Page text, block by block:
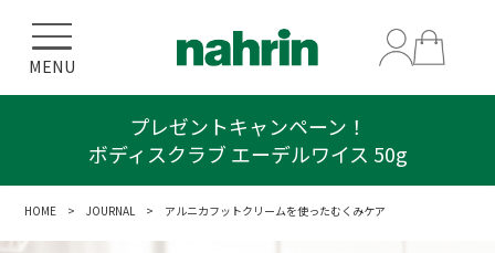
MENU
プレゼントキャンペーン！
ボディスクラブ エーデルワイス 50g
HOME >JOURNAL> アルニカフットクリームを使ったむくみケア